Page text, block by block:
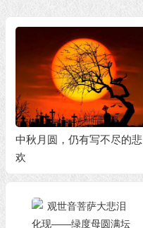
中秋月圆，仍有写不尽的悲
欢